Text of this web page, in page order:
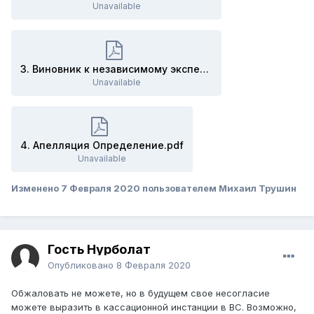
Unavailable
3. Виновник к независимому эксперту Определение.pdf
Unavailable
4. Апелляция Определение.pdf
Unavailable
Изменено 7 Февраля 2020 пользователем Михаил Трушин
Гость Нурболат
Опубликовано 8 Февраля 2020
Обжаловать не можете, но в будущем свое несогласие
можете выразить в кассационной инстанции в ВС. Возможно,